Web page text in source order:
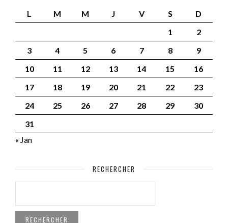
L M M J V S
D
1
2
3
4 5 6 7 8
9
10
11 12 13 14 15
16
17
18 19 20 21 22
23
24
25 26 27 28 29
30
31
« Jan
RECHERCHER